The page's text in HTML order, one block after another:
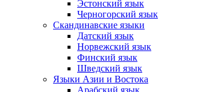
Эстонский язык
Черногорский язык
Скандинавские языки
Датский язык
Норвежский язык
Финский язык
Шведский язык
Языки Азии и Востока
Арабский язык